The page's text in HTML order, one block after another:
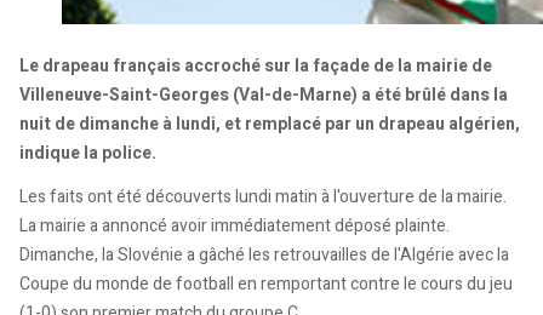
Le drapeau français accroché sur la façade de la mairie de
Villeneuve-Saint-Georges (Val-de-Marne) a été brûlé dans la
nuit de dimanche à lundi, et remplacé par un drapeau algérien,
indique la police.
Les faits ont été découverts lundi matin à l'ouverture de la mairie.
La mairie a annoncé avoir immédiatement déposé plainte.
Dimanche, la Slovénie a gâché les retrouvailles de l'Algérie avec la
Coupe du monde de football en remportant contre le cours du jeu